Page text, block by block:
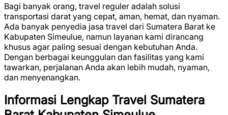
Bagi banyak orang, travel reguler adalah solusi
transportasi darat yang cepat, aman, hemat, dan nyaman.
Ada banyak penyedia jasa travel dari Sumatera Barat ke
Kabupaten Simeulue, namun layanan kami dirancang
khusus agar paling sesuai dengan kebutuhan Anda.
Dengan berbagai keunggulan dan fasilitas yang kami
tawarkan, perjalanan Anda akan lebih mudah, nyaman,
dan menyenangkan.
Informasi Lengkap Travel Sumatera